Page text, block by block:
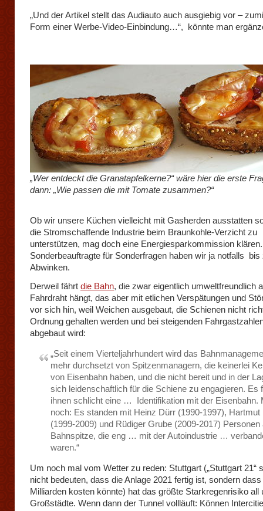
„Und der Artikel stellt das Audiauto auch ausgiebig vor –
Form einer Werbe-Video-Einbindung…“, könnte man
„Wer entdeckt die Granatapfelkerne?“ wäre hier die erste
dann: „Wie passen die mit Tomate zusammen?“
Ob wir unsere Küchen vielleicht mit Gasherden ausstatten
die Stromschaffende Industrie beim Braunkohle-Verzicht zu
unterstützen, mag doch eine Energiesparkommission klären.
Sonderbeauftragte für Sonderfragen haben wir ja notfalls bis
Abwinken.
Derweil fährt die Bahn, die zwar eigentlich umweltfreundlich
Fahrdraht hängt, das aber mit etlichen Verspätungen und
vor sich hin, weil Weichen ausgebaut, die Schienen nicht
Ordnung gehalten werden und bei steigenden
abgebaut wird:
„Seit einem Vierteljahrhundert wird das
mehr durchsetzt von Spitzenmanagern, die keinerlei
von Eisenbahn haben, und die nicht bereit und in der
sich leidenschaftlich für die Schiene zu engagieren. Es
ihnen schlicht eine … Identifikation mit der Eisenbahn.
noch: Es standen mit Heinz Dürr (1990-1997), Hartmut
(1999-2009) und Rüdiger Grube (2009-2017) Personen
Bahnspitze, die eng … mit der Autoindustrie …
waren.“
Um noch mal vom Wetter zu reden: Stuttgart („Stuttgart 21“
nicht bedeuten, dass die Anlage 2021 fertig ist, sondern
Milliarden kosten könnte) hat das größte Starkregenrisiko all
Großstädte. Wenn dann der Tunnel vollläuft: Können